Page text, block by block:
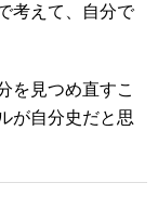
考えて、自分で
を見つめ直すこ
が自分史だと思